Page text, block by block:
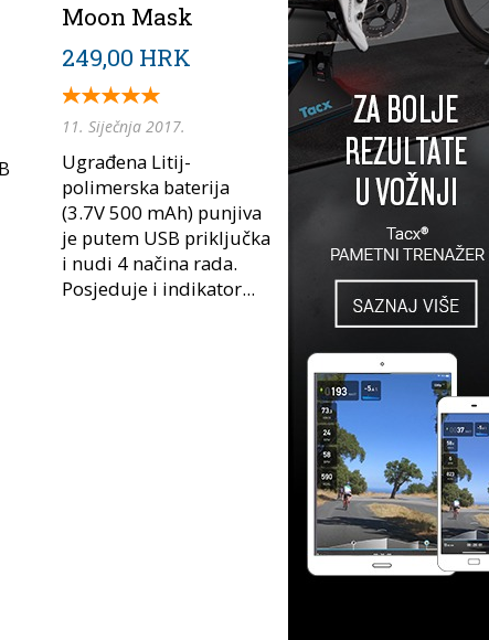
Moon Mask
249,00 HRK
11. Siječnja 2017.
Ugrađena Litij-
polimerska baterija
(3.7V 500 mAh) punjiva
je putem USB priključka
i nudi 4 načina rada.
Posjeduje i indikator...